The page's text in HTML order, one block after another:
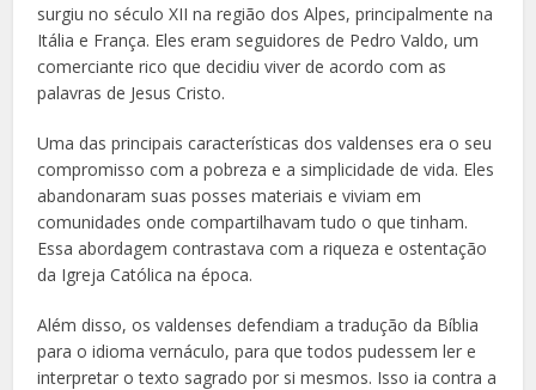
surgiu no século XII na região dos Alpes, principalmente na
Itália e França. Eles eram seguidores de Pedro Valdo, um
comerciante rico que decidiu viver de acordo com as
palavras de Jesus Cristo.
Uma das principais características dos valdenses era o seu
compromisso com a pobreza e a simplicidade de vida. Eles
abandonaram suas posses materiais e viviam em
comunidades onde compartilhavam tudo o que tinham.
Essa abordagem contrastava com a riqueza e ostentação
da Igreja Católica na época.
Além disso, os valdenses defendiam a tradução da Bíblia
para o idioma vernáculo, para que todos pudessem ler e
interpretar o texto sagrado por si mesmos. Isso ia contra a